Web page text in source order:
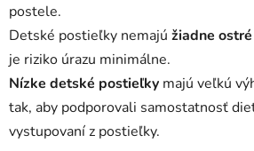
postele.
Detské postieľky nemajú žiadne
je riziko úrazu minimálne.
Nízke detské postieľky majú veľkú
tak, aby podporovali samostatnosť
vystupovaní z postieľky.